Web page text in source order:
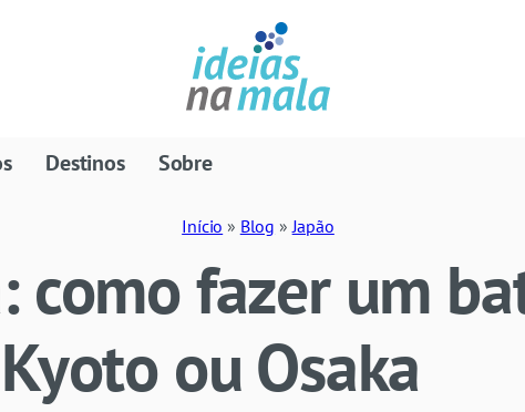
Destinos Sobre
Início » Blog »Japão
como fazer um
ou Osaka